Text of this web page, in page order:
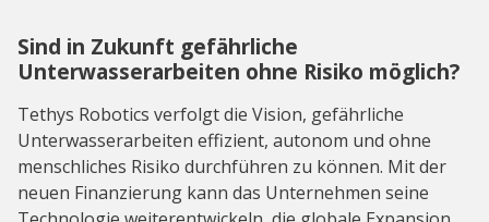
Sind in Zukunft gefährliche
Unterwasserarbeiten ohne Risiko möglich?
Tethys Robotics verfolgt die Vision, gefährliche
Unterwasserarbeiten effizient, autonom und ohne
menschliches Risiko durchführen zu können. Mit der
neuen Finanzierung kann das Unternehmen seine